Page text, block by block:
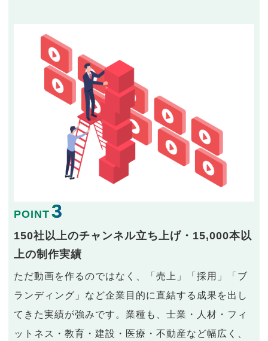
POINT 3
150社以上のチャンネル立ち上げ・15,000本以
上の制作実績
ただ動画を作るのではなく、「売上」「採用」「ブ
ランディング」など企業目的に直結する成果を出し
てきた実績が強みです。業種も、士業・人材・フィ
ットネス・教育・建設・医療・不動産など幅広く、